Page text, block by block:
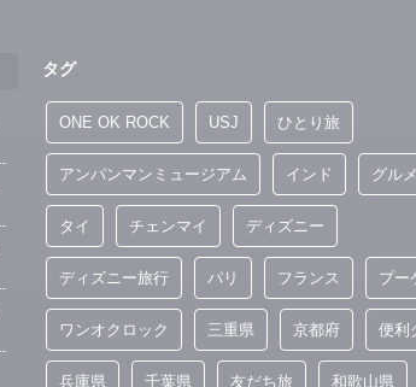
タグ
ONE OK ROCK USJ ひとり旅
アンパンマンミュージアム インド グルメ
タイ チェンマイ ディズニー
ディズニー旅行 パリ フランス プー
ワンオクロック 三重県 京都府 便利
兵庫県 千葉県 友だち旅 和歌山県